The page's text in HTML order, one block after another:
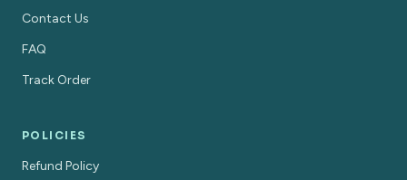
Contact Us
FAQ
Track Order
POLICIES
Refund Policy